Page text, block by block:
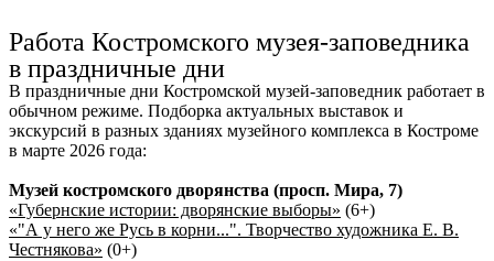
Работа Костромского музея-заповедника
в праздничные дни
В праздничные дни Костромской музей-заповедник работает в
обычном режиме. Подборка актуальных выставок и
экскурсий в разных зданиях музейного комплекса в Костроме
в марте 2026 года:
Музей костромского дворянства (просп. Мира, 7)
«Губернские истории: дворянские выборы» (6+)
«"А у него же Русь в корни...". Творчество художника Е. В.
Честнякова» (0+)